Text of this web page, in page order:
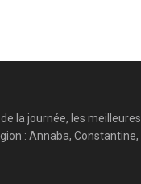
la journée, les meilleures
: Annaba, Constantine,